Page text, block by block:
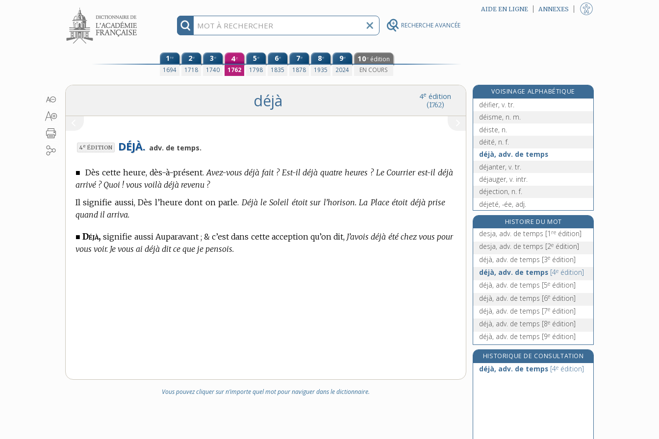
RECHERCHE AVANCÉE
Aller au contenu AIDE EN LIGNE ANNEXES
1re
1694
2e
1718
3e
1740
4e
1762
5e
1798
6e
1835
7e
1878
8e
1935
9e
2024
10e édition
EN COURS
4e édition
(1762)
déjà
4e ÉDITION DÉJÀ. adv. de temps.
■Dès cette heure, dès-à-présent. Avez-vous déjà fait ? Est-il déjà quatre heures ? Le Courrier est-il déjà
arrivé ? Quoi ! vous voilà déjà revenu ?
Il signifie aussi, Dès l’heure dont on parle. Déjà le Soleil étoit sur l’horison. La Place étoit déjà prise
quand il arriva.
■Déjà, signifie aussi Auparavant ; & c’est dans cette acception qu’on dit, J’avois déjà été chez vous pour
vous voir. Je vous ai déjà dit ce que je pensois.
Vous pouvez cliquer sur n’importe quel mot pour naviguer dans le dictionnaire.
VOISINAGE ALPHABÉTIQUE
déification, n. f.
déifier, v. tr.
déisme, n. m.
déiste, n.
déité, n. f.
déjà, adv. de temps
déjanter, v. tr.
déjauger, v. intr.
déjection, n. f.
déjeté, -ée, adj.
déjeter, v. tr.
déjeuner [I], n. m.
déjoindre, v. tr.
édition]
déjouer [I], v. tr.
HISTOIRE DU MOT
desja, adv. de temps [1 re édition]
desja, adv. de temps [2e édition]
déjà, adv. de temps [3e édition]
déjà, adv. de temps [4e édition]
déjà, adv. de temps [5e édition]
déjà, adv. de temps [6e édition]
déjà, adv. de temps [7e édition]
déjà, adv. de temps [8e édition]
déjà, adv. de temps [9e édition]
HISTORIQUE DE CONSULTATION
déjà, adv. de temps [4e édition]